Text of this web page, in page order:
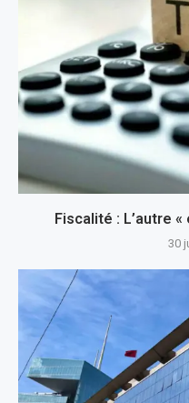
Fiscalité : L’autre
30